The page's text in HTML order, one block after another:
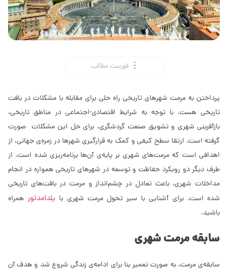
فهرست مطالب
پرداختن به مرمت شهرهاى تاریخى راه حلی برای مقابله با مشکلات در بافت
تاریخی هست. با توجه به شرایط اقتصادى-اجتماعى در مناطق تاریخى،
بازآفرینى شهرى و تشویق صنعت گردشگرى، برای حل این مشکلات صورت
گرفته است. ارتقا سطح کیفی و کمک به قرارگیرى شهرها در زمره‌ی جهانى، از
اهدافى است که مرمت‌هاى شهرى بر پایه‌ی آن‌ها برنامه‌ریزی شده است. از
طرف دیگر دو رویکرد حفاظت و توسعه در شهرهای تاریخی همواره در انجام
مداخلات شهرى، باعث تعادل در چشم‌انداز و مرمت در بافت‌هاى تاریخى
شده است. برای آشنایی با سیر تحول مرمت شهری با یلدامدتورهمراه
باشید.
سابقه مرمت شهرى
سابقه‌ی مرمت، به صورت تعمیر بنا برای ادامه‌ی زندگی شروع شد و هدف آن